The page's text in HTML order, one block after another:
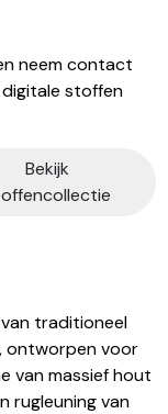
neem contact
stoffen
Bekijk
traditioneel
ontworpen voor
van massief hout
rugleuning van